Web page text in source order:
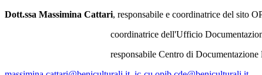
Dott.ssa Massimina Cattari, responsabile e coordinatrice del sito
coordinatrice dell'Ufficio Documentazione Programmi
responsabile Centro di Documentazione